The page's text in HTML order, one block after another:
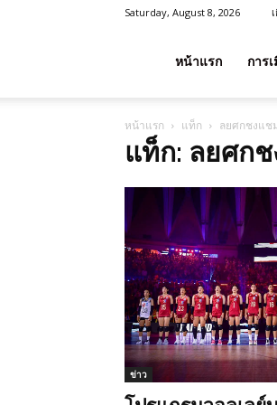
Saturday, August 8, 2026
ลาภ
ประเทศไทย
หน้าแรก การ
หน้าแรก แท็ก ลยศกชงแช
แท็ก: ลยศก
ข่าว